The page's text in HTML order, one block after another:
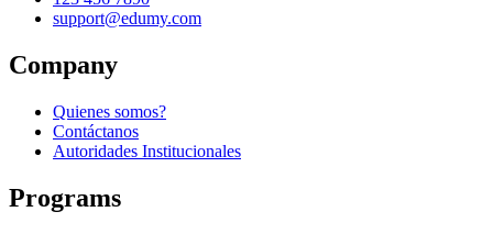
support@edumy.com
Company
Quienes somos?
Contáctanos
Autoridades Institucionales
Programs